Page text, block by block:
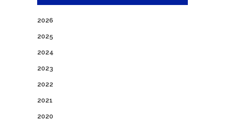
2026
2025
2024
2023
2022
2021
2020